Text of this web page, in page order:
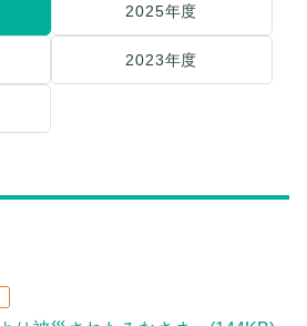
2025年度
2023年度